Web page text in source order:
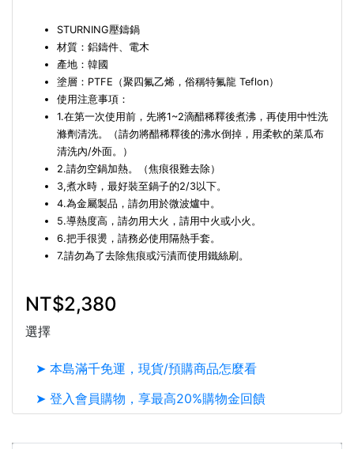
STURNING壓鑄鍋
材質：鋁鑄件、電木
產地：韓國
塗層：PTFE（聚四氟乙烯，俗稱特氟龍 Teflon）
使用注意事項：
1.在第一次使用前，先將1~2滴醋稀釋後煮沸，再使用中性洗
滌劑清洗。（請勿將醋稀釋後的沸水倒掉，用柔軟的菜瓜布
清洗內/外面。）
2.請勿空鍋加熱。（焦痕很難去除）
3,煮水時，最好裝至鍋子的2/3以下。
4.為金屬製品，請勿用於微波爐中。
5.導熱度高，請勿用大火，請用中火或小火。
6.把手很燙，請務必使用隔熱手套。
7.請勿為了去除焦痕或污漬而使用鐵絲刷。
NT$2,380
選擇
➤ 本島滿千免運，現貨/預購商品怎麼看
➤ 登入會員購物，享最高20%購物金回饋